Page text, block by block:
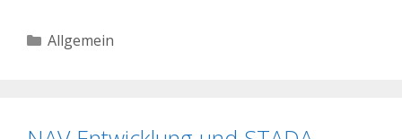
Kategorien
Allgemein